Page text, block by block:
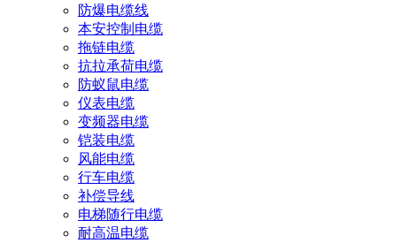
防爆电缆线
本安控制电缆
拖链电缆
抗拉承荷电缆
防蚁鼠电缆
仪表电缆
变频器电缆
铠装电缆
风能电缆
行车电缆
补偿导线
电梯随行电缆
耐高温电缆